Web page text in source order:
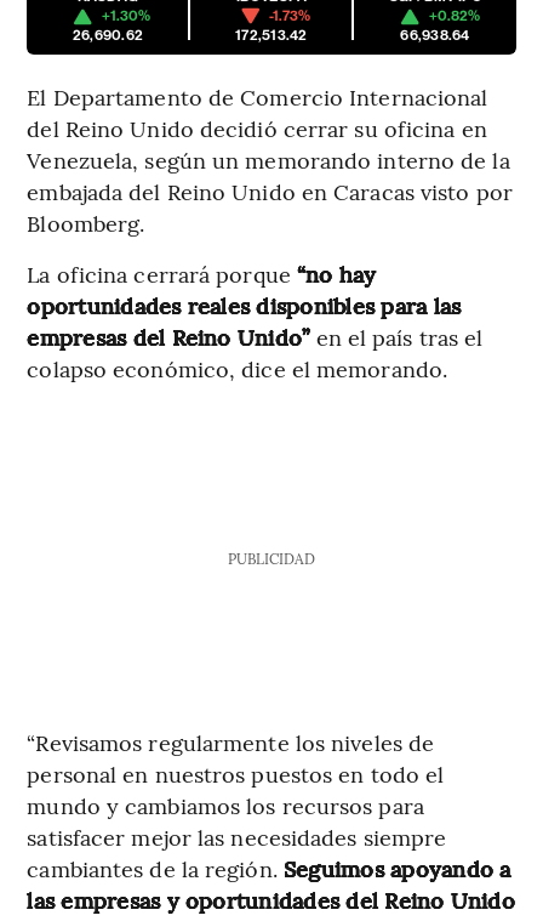
+1.30%
26,690.62
-1.73%
172,513.42
+0.82%
66,938.64
El Departamento de Comercio Internacional
del Reino Unido decidió cerrar su oficina en
Venezuela, según un memorando interno de la
embajada del Reino Unido en Caracas visto por
Bloomberg.
La oficina cerrará porque “no hay
oportunidades reales disponibles para las
empresas del Reino Unido”en el país tras el
colapso económico, dice el memorando.
PUBLICIDAD
“Revisamos regularmente los niveles de
personal en nuestros puestos en todo el
mundo y cambiamos los recursos para
satisfacer mejor las necesidades siempre
cambiantes de la región. Seguimosapoyando a
las empresas y oportunidades del Reino Unido